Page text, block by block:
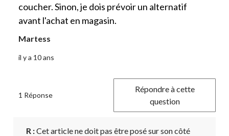
coucher. Sinon, je dois prévoir un alternatif
avant l'achat en magasin.
Martess
il y a 10 ans
1 Réponse
Répondre à cette
question
R : Cet article ne doit pas être posé sur son côté